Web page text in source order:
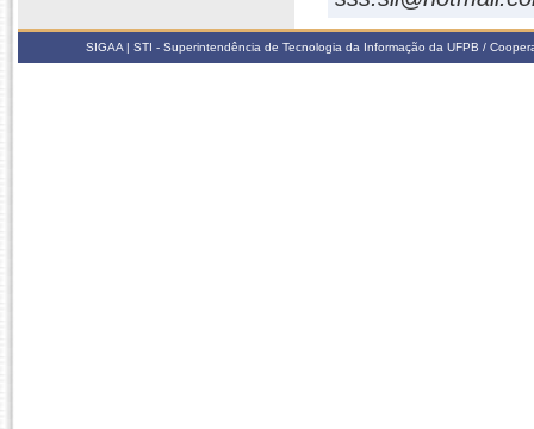
SIGAA | STI - Superintendência de Tecnologia da Informação da UFPB /